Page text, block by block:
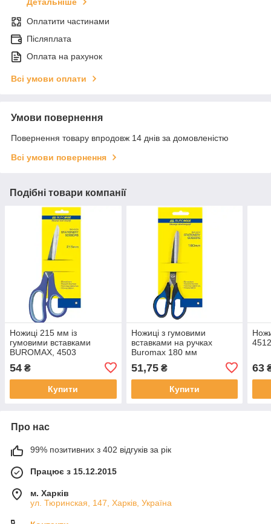
Детальніше
Оплатити частинами
Післяплата
Оплата на рахунок
Всі умови оплати
Умови повернення
Повернення товару впродовж 14 днів за домовленістю
Всі умови повернення
Подібні товари компанії
Ножиці 215 мм із
гумовими вставками
BUROMAX, 4503
54 ₴
Купити
Ножиці з гумовими
вставками на ручках
Buromax 180 мм
51,75₴
Купити
63
Про нас
99% позитивних з 402 відгуків за рік
Працює з 15.12.2015
м. Харків
ул. Тюринская, 147, Харків, Україна